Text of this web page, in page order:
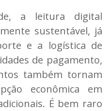
a leitura digital
sustentável, já
e a logística de
de pagamento,
também tornam
econômica em
É bem raro